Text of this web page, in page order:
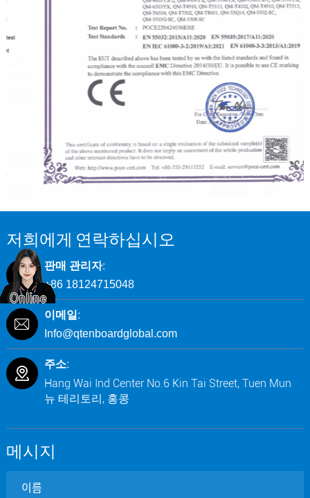
저희에게 연락하십시오
판매 관리자:
+86 18124715048
이메일:
Info@qtenboardglobal.com
주소:
Hang Wai Ind Center No.6 Kin Tai Street, Tuen Mun
뉴 테리토리, 홍콩
메시지